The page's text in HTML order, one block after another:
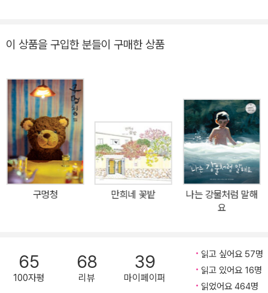
교육원 번역 작가 양성학과에서 학생들을 가르치고 있다. 번역서로는
이 있다.
이 상품을 구입한 분들이 구매한 상품
구멍청 만희네 꽃밭
나는 강물처럼 말해
요
65
100자평
68
리뷰
39
마이페이퍼
읽고 싶어요 57명
읽고 있어요 16명
읽었어요 464명